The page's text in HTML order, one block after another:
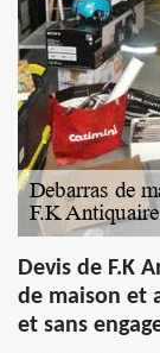
Devis de F.K
de maison et
et sans